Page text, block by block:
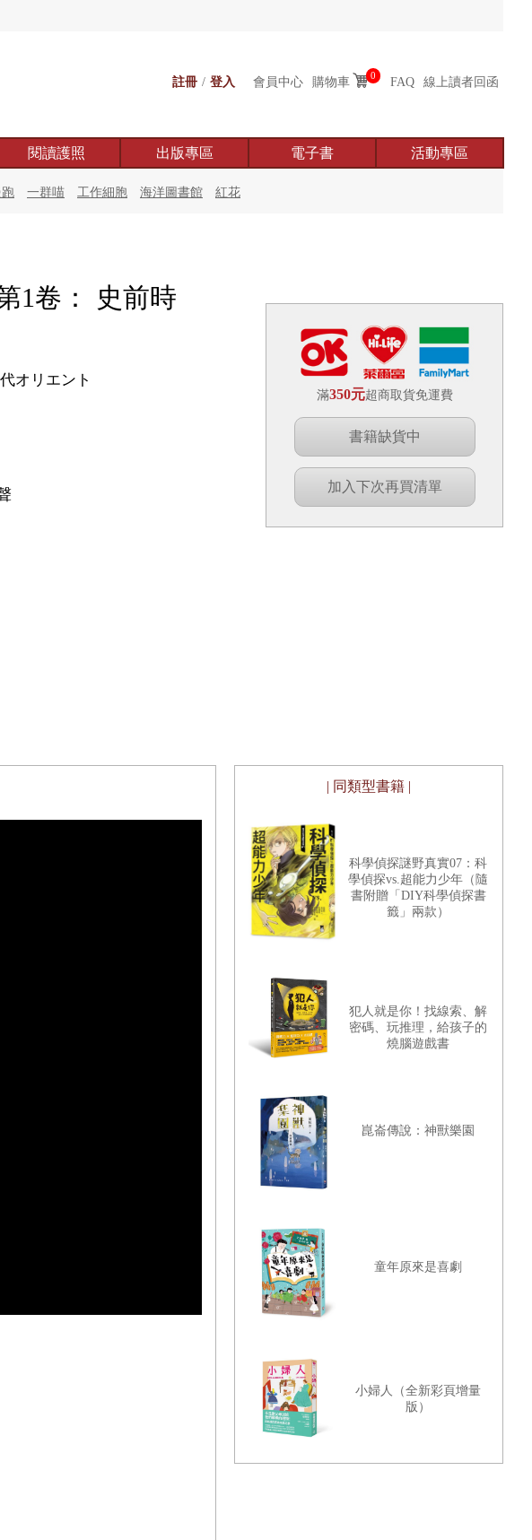
註冊 / 登入 會員中心 購物車 0 FAQ 線上讀者回函
閱讀護照 出版專區 電子書 活動專區
一群喵 工作細胞 海洋圖書館 紅花
1卷： 史前時
オリエント
滿350元超商取貨免運費
書籍缺貨中
加入下次再買清單
| 同類型書籍 |
科學偵探謎野真實07：科
學偵探vs.超能力少年（隨
書附贈「DIY科學偵探書
籤」兩款）
犯人就是你！找線索、解
密碼、玩推理，給孩子的
燒腦遊戲書
崑崙傳說：神獸樂園
童年原來是喜劇
小婦人（全新彩頁增量
版）